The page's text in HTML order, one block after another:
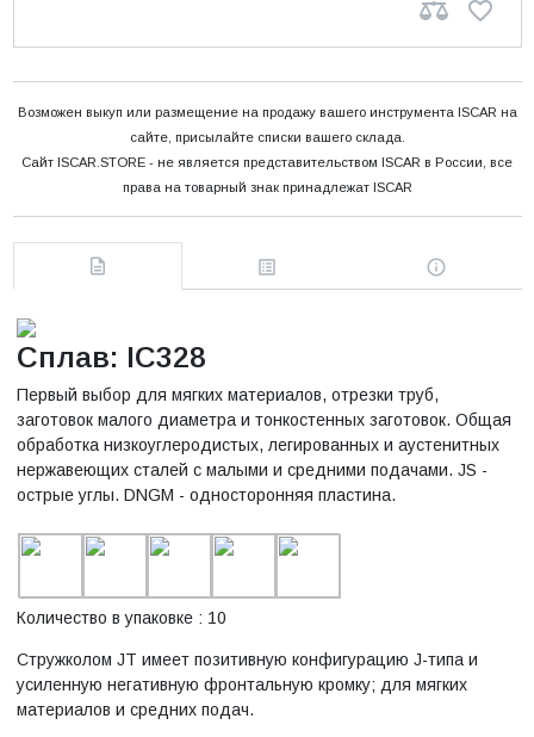
Возможен выкуп или размещение на продажу вашего инструмента ISCAR на
сайте, присылайте списки вашего склада.
Сайт ISCAR.STORE - не является представительством ISCAR в России, все
права на товарный знак принадлежат ISCAR
Сплав: IC328
Первый выбор для мягких материалов, отрезки труб,
заготовок малого диаметра и тонкостенных заготовок. Общая
обработка низкоуглеродистых, легированных и аустенитных
нержавеющих сталей с малыми и средними подачами. JS -
острые углы. DNGM - односторонняя пластина.
Количество в упаковке : 10
Стружколом JT имеет позитивную конфигурацию J-типа и
усиленную негативную фронтальную кромку; для мягких
материалов и средних подач.